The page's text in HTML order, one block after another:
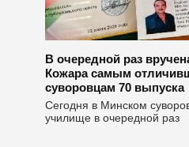
В очередной раз
Кожара самым
суворовцам 70 выпуска
Сегодня в Минском
училище в очередной раз